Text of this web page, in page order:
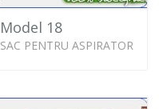
Model 18
SAC PENTRU ASPIRATOR